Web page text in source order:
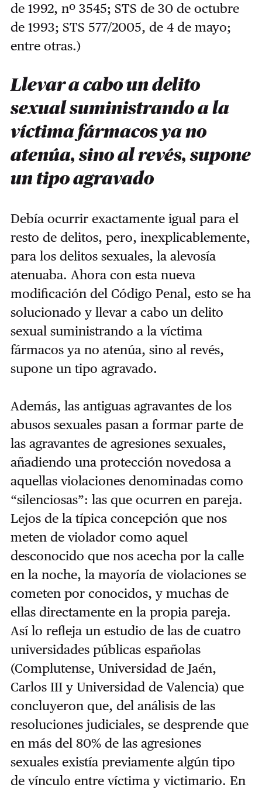
de 1992, nº 3545; STS de 30 de octubre
de 1993; STS 577/2005, de 4 de mayo;
entre otras.)
Llevar a cabo un delito
sexual suministrando a la
víctima fármacos ya no
atenúa, sino al revés, supone
un tipo agravado
Debía ocurrir exactamente igual para el
resto de delitos, pero, inexplicablemente,
para los delitos sexuales, la alevosía
atenuaba. Ahora con esta nueva
modificación del Código Penal, esto se ha
solucionado y llevar a cabo un delito
sexual suministrando a la víctima
fármacos ya no atenúa, sino al revés,
supone un tipo agravado.
Además, las antiguas agravantes de los
abusos sexuales pasan a formar parte de
las agravantes de agresiones sexuales,
añadiendo una protección novedosa a
aquellas violaciones denominadas como
“silenciosas”: las que ocurren en pareja.
Lejos de la típica concepción que nos
meten de violador como aquel
desconocido que nos acecha por la calle
en la noche, la mayoría de violaciones se
cometen por conocidos, y muchas de
ellas directamente en la propia pareja.
Así lo refleja un estudio de las de cuatro
universidades públicas españolas
(Complutense, Universidad de Jaén,
Carlos III y Universidad de Valencia) que
concluyeron que, del análisis de las
resoluciones judiciales, se desprende que
en más del 80% de las agresiones
sexuales existía previamente algún tipo
de vínculo entre víctima y victimario. En